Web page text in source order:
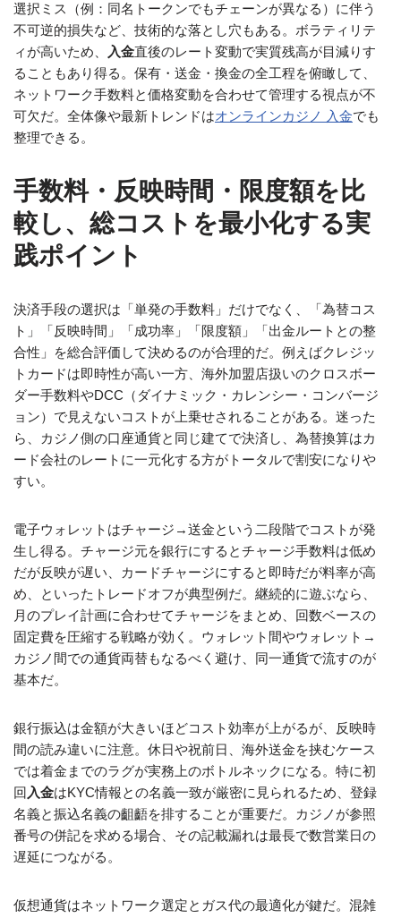
選択ミス（例：同名トークンでもチェーンが異なる）に伴う
不可逆的損失など、技術的な落とし穴もある。ボラティリテ
ィが高いため、
入金直後のレート変動で実質残高が目減りす
ることもあり得る。保有・送金・換金の全工程を俯瞰して、
ネットワーク手数料と価格変動を合わせて管理する視点が不
可欠だ。全体像や最新トレンドはオンラインカジノ 入金でも
整理できる。
手数料・反映時間・限度額を比
較し、総コストを最小化する実
践ポイント
決済手段の選択は「単発の手数料」だけでなく、「為替コス
ト」「反映時間」「成功率」「限度額」「出金ルートとの整
合性」を総合評価して決めるのが合理的だ。例えばクレジッ
トカードは即時性が高い一方、海外加盟店扱いのクロスボー
ダー手数料やDCC（ダイナミック・カレンシー・コンバージ
ョン）で見えないコストが上乗せされることがある。迷った
ら、カジノ側の口座通貨と同じ建てで決済し、為替換算はカ
ード会社のレートに一元化する方がトータルで割安になりや
すい。
電子ウォレットはチャージ→送金という二段階でコストが発
生し得る。チャージ元を銀行にするとチャージ手数料は低め
だが反映が遅い、カードチャージにすると即時だが料率が高
め、といったトレードオフが典型例だ。継続的に遊ぶなら、
月のプレイ計画に合わせてチャージをまとめ、回数ベースの
固定費を圧縮する戦略が効く。ウォレット間やウォレット→
カジノ間での通貨両替もなるべく避け、同一通貨で流すのが
基本だ。
銀行振込は金額が大きいほどコスト効率が上がるが、反映時
間の読み違いに注意。休日や祝前日、海外送金を挟むケース
では着金までのラグが実務上のボトルネックになる。特に初
回 入金はKYC情報との名義一致が厳密に見られるため、登録
名義と振込名義の齟齬を排することが重要だ。カジノが参照
番号の併記を求める場合、その記載漏れは最長で数営業日の
遅延につながる。
仮想通貨はネットワーク選定とガス代の最適化が鍵だ。混雑